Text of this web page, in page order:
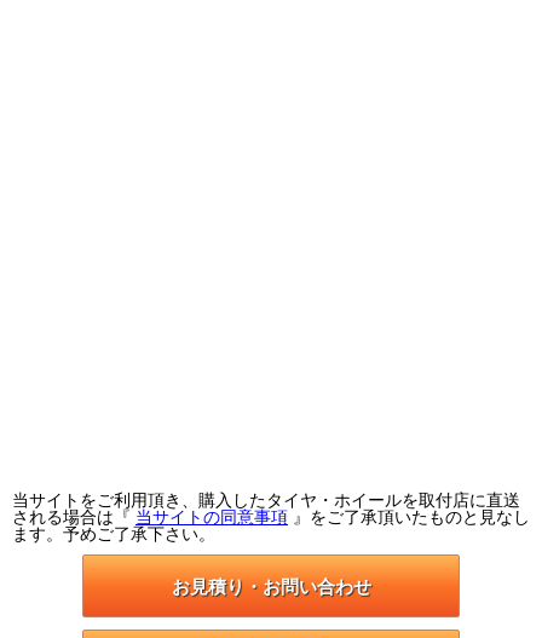
当サイトをご利用頂き、購入したタイヤ・ホイールを取付店に直送
される場合は『 当サイトの同意事項 』をご了承頂いたものと見なし
ます。予めご了承下さい。
お見積り・お問い合わせ